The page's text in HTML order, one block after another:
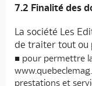
7.2 Finalité des
La société Les
de traiter tout ou
pour permettre
prestations et